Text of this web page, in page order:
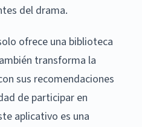
del drama.
ofrece una biblioteca
transforma la
sus recomendaciones
de participar en
aplicativo es una